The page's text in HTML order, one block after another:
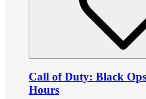
Call of Duty: Black
Hours